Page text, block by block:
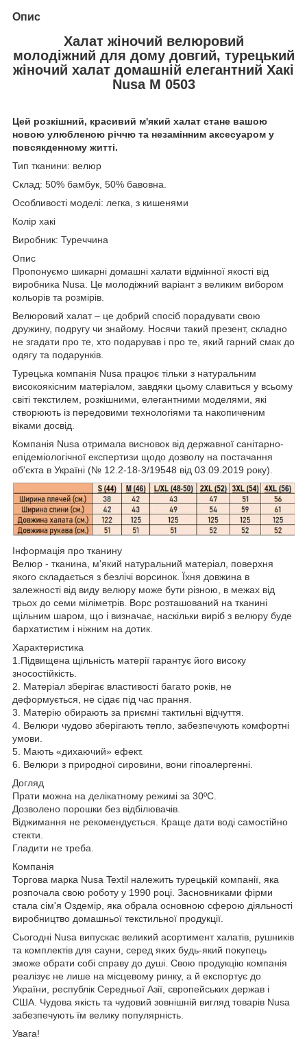
Опис
Халат жіночий велюровий
молодіжний для дому довгий, турецький
жіночий халат домашній елегантний Хакі
Nusa М 0503
Цей розкішний, красивий м'який халат стане вашою
новою улюбленою річчю та незамінним аксесуаром у
повсякденному житті.
Тип тканини: велюр
Склад: 50% бамбук, 50% бавовна.
Особливості моделі: легка, з кишенями
Колір хакі
Виробник: Туреччина
Опис
Пропонуємо шикарні домашні халати відмінної якості від
виробника Nusa. Це молодіжний варіант з великим вибором
кольорів та розмірів.
Велюровий халат – це добрий спосіб порадувати свою
дружину, подругу чи знайому. Носячи такий презент, складно
не згадати про те, хто подарував і про те, який гарний смак до
одягу та подарунків.
Турецька компанія Nusa працює тільки з натуральним
високоякісним матеріалом, завдяки цьому славиться у всьому
світі текстилем, розкішними, елегантними моделями, які
створюють із передовими технологіями та накопиченим
віками досвід.
Компанія Nusa отримала висновок від державної санітарно-
епідеміологічної експертизи щодо дозволу на постачання
об'єкта в Україні (№ 12.2-18-3/19548 від 03.09.2019 року).
Інформація про тканину
Велюр - тканина, м'який натуральний матеріал, поверхня
якого складається з безлічі ворсинок. Їхня довжина в
залежності від виду велюру може бути різною, в межах від
трьох до семи міліметрів. Ворс розташований на тканині
щільним шаром, що і визначає, наскільки виріб з велюру буде
бархатистим і ніжним на дотик.
Характеристика
1.Підвищена щільність матерії гарантує його високу
зносостійкість.
2. Матеріал зберігає властивості багато років, не
деформується, не сідає під час прання.
3. Матерію обирають за приємні тактильні відчуття.
4. Велюри чудово зберігають тепло, забезпечують комфортні
умови.
5. Мають «дихаючий» ефект.
6. Велюри з природної сировини, вони гіпоалергенні.
Догляд
Прати можна на делікатному режимі за 30ºC.
Дозволено порошки без відбілювачів.
Віджимання не рекомендується. Краще дати воді самостійно
стекти.
Гладити не треба.
Компанія
Торгова марка Nusa Textil належить турецькій компанії, яка
розпочала свою роботу у 1990 році. Засновниками фірми
стала сім'я Оздемір, яка обрала основною сферою діяльності
виробництво домашньої текстильної продукції.
Сьогодні Nusa випускає великий асортимент халатів, рушників
та комплектів для сауни, серед яких будь-який покупець
зможе обрати собі справу до душі. Свою продукцію компанія
реалізує не лише на місцевому ринку, а й експортує до
України, республік Середньої Азії, європейських держав і
США. Чудова якість та чудовий зовнішній вигляд товарів Nusa
забезпечують їм велику популярність.
Увага!